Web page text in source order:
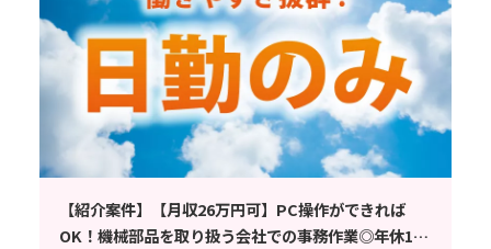
【紹介案件】【月収26万円可】PC操作ができれば
OK！機械部品を取り扱う会社での事務作業◎年休125